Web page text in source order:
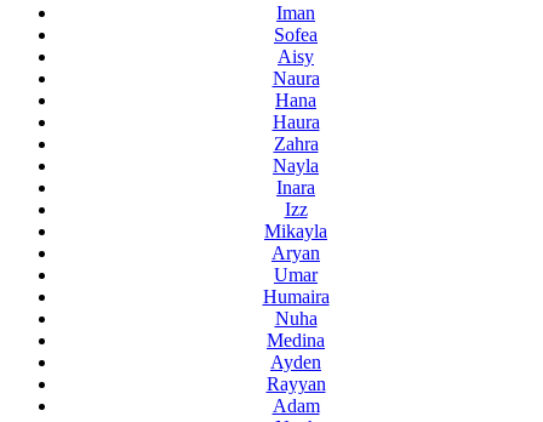
Iman
Sofea
Aisy
Naura
Hana
Haura
Zahra
Nayla
Inara
Izz
Mikayla
Aryan
Umar
Humaira
Nuha
Medina
Ayden
Rayyan
Adam